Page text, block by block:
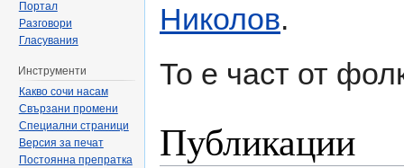
Николов.
То е част от
Публикации
Портал
Разговори
Гласувания
Инструменти
Какво сочи насам
Свързани промени
Специални страници
Версия за печат
Постоянна препратка